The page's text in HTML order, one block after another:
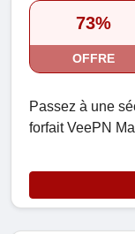
73%
OFFRE
Passez à une
forfait VeePN